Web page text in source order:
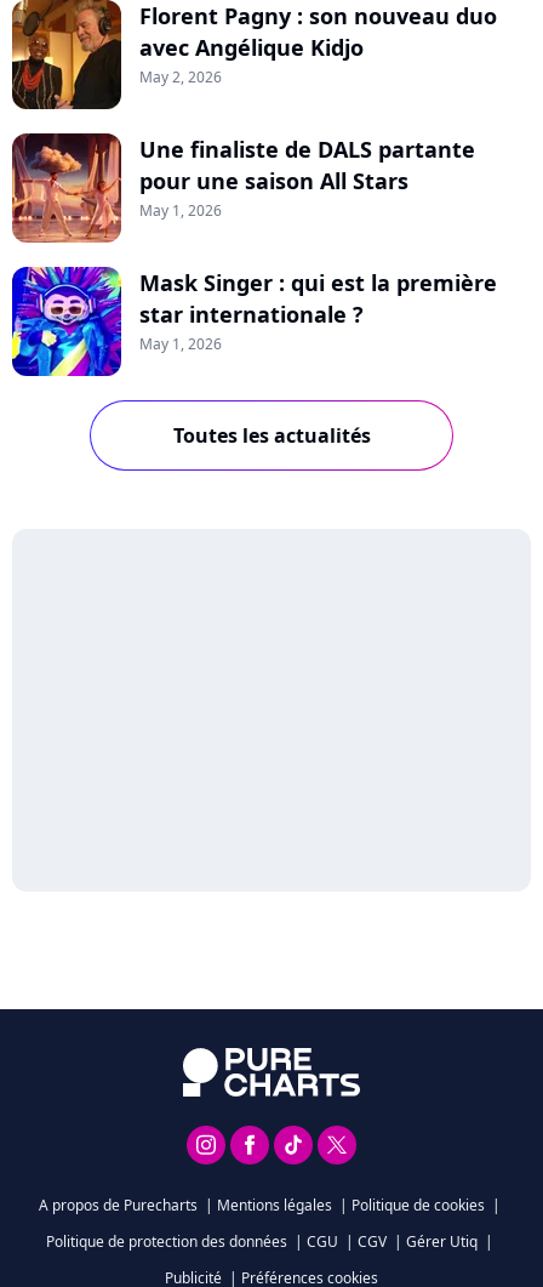
Florent Pagny : son nouveau duo
avec Angélique Kidjo
May 2, 2026
Une finaliste de DALS partante
pour une saison All Stars
May 1, 2026
Mask Singer : qui est la première
star internationale ?
May 1, 2026
Toutes les actualités
A propos de Purecharts | Mentions légales | Politique de cookies |
Politique de protection des données | CGU | CGV | Gérer Utiq |
Publicité | Préférences cookies